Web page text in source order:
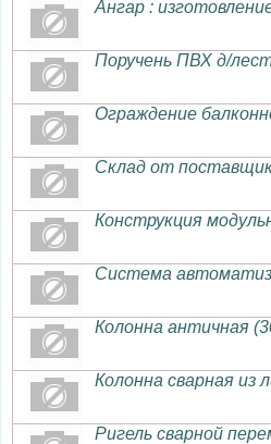
Ангар :
Поручень ПВХ д/
Ограждение
Склад от
Конструкция
Система
Колонна античная
Колонна сварная из
Ригель сварной